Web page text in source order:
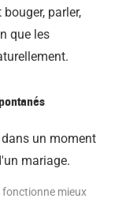
parler,
que les
mieux